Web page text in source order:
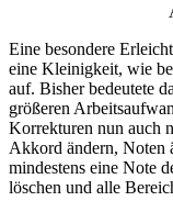
Eine besondere
eine Kleinigkeit, wie
auf. Bisher bedeutete
größeren
Korrekturen nun auch
Akkord ändern, Noten
mindestens eine Note
löschen und alle